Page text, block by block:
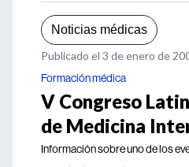
Noticias médicas
Publicado el 3 de enero de
Formación médica
V Congreso
de Medicina
Información sobre uno de los